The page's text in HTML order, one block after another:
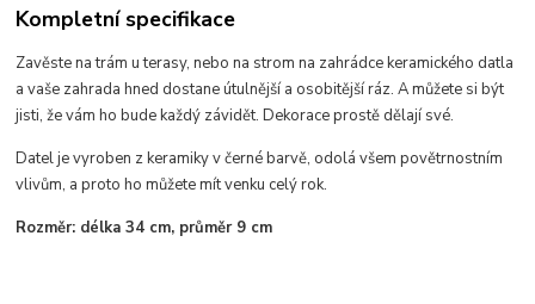
Kompletní specifikace
Zavěste na trám u terasy, nebo na strom na zahrádce keramického datla
a vaše zahrada hned dostane útulnější a osobitější ráz. A můžete si být
jisti, že vám ho bude každý závidět. Dekorace prostě dělají své.
Datel je vyroben z keramiky v černé barvě, odolá všem povětrnostním
vlivům, a proto ho můžete mít venku celý rok.
Rozměr: délka 34 cm, průměr 9 cm